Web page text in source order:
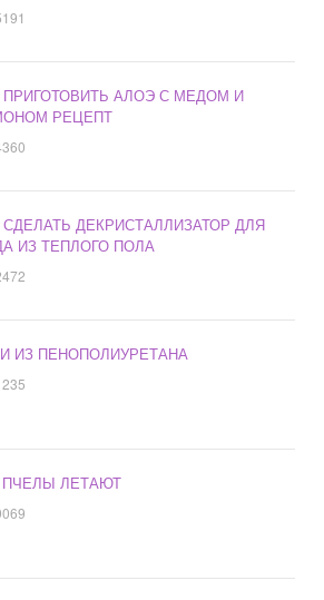
ПРИГОТОВИТЬ АЛОЭ С МЕДОМ И
РЕЦЕПТ
СДЕЛАТЬ ДЕКРИСТАЛЛИЗАТОР ДЛЯ
ИЗ ТЕПЛОГО ПОЛА
ИЗ ПЕНОПОЛИУРЕТАНА
ПЧЕЛЫ ЛЕТАЮТ